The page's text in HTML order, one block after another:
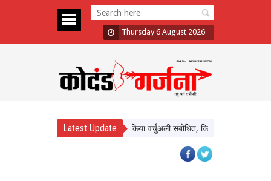
Thursday 6 August 2026
Latest Update
के बलराम कृषि महोत्सव को किया वर्चुअली संबोधित, किसानों से प्राकृतिक खेती